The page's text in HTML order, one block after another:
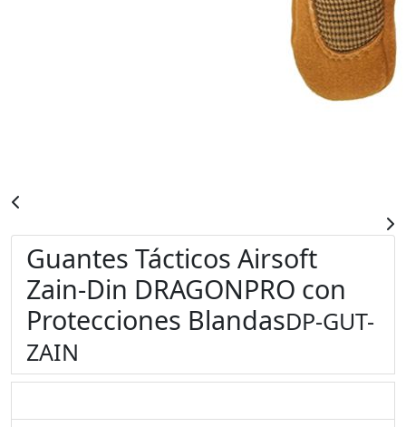
Guantes Tácticos Airsoft
Zain-Din DRAGONPRO con
Protecciones BlandasDP-GUT-
ZAIN